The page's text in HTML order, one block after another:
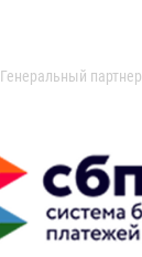
Генеральный партнер